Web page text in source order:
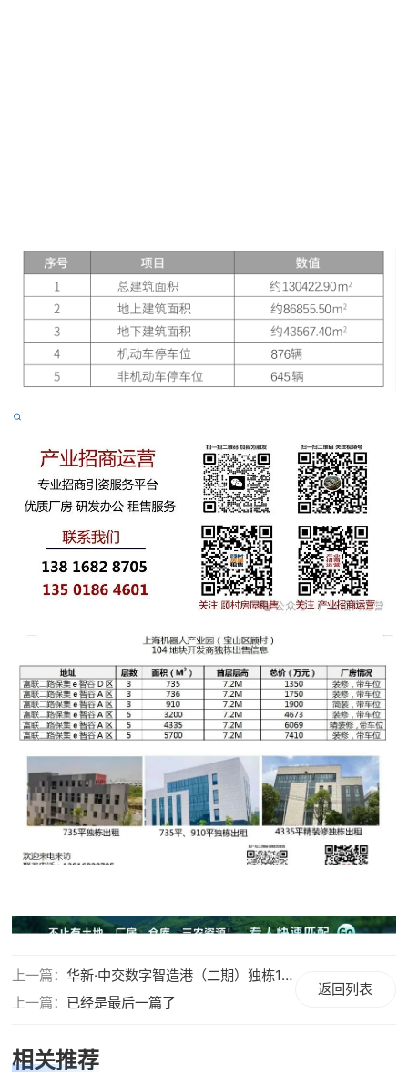
上一篇：华新·中交数字智造港（二期）独栋1300，2050，2058，2478㎡出售
上一篇： 已经是最后一篇了
返回列表
相关推荐